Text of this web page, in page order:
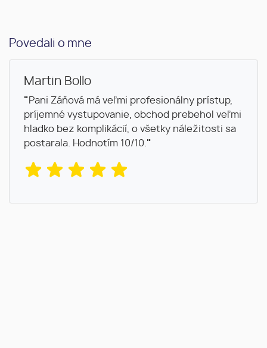
Povedali o mne
Martin Bollo
"Pani Záňová má veľmi profesionálny prístup,
príjemné vystupovanie, obchod prebehol veľmi
hladko bez komplikácií, o všetky náležitosti sa
postarala. Hodnotím 10/10. "